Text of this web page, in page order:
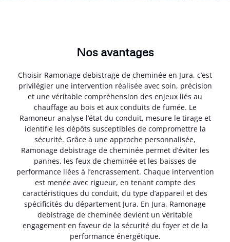
Nos avantages
Choisir Ramonage debistrage de cheminée en Jura, c’est
privilégier une intervention réalisée avec soin, précision
et une véritable compréhension des enjeux liés au
chauffage au bois et aux conduits de fumée. Le
Ramoneur analyse l’état du conduit, mesure le tirage et
identifie les dépôts susceptibles de compromettre la
sécurité. Grâce à une approche personnalisée,
Ramonage debistrage de cheminée permet d’éviter les
pannes, les feux de cheminée et les baisses de
performance liées à l’encrassement. Chaque intervention
est menée avec rigueur, en tenant compte des
caractéristiques du conduit, du type d’appareil et des
spécificités du département Jura. En Jura, Ramonage
debistrage de cheminée devient un véritable
engagement en faveur de la sécurité du foyer et de la
performance énergétique.